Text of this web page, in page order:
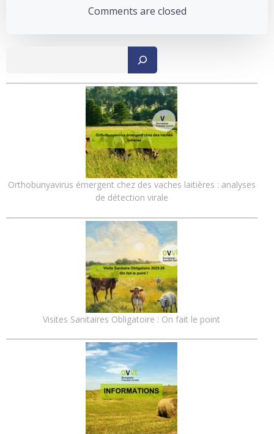
navigationnavigation
Comments are closed
Orthobunyavirus émergent chez des vaches laitières : analyses
de détection virale
Visites Sanitaires Obligatoire : On fait le point